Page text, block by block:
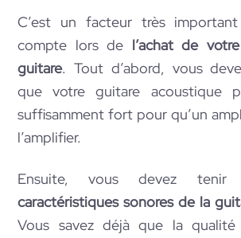
C’est un facteur très
compte lors de l’achat de
guitare. Tout d’abord, vous
que votre guitare acoustique
suffisamment fort pour qu’un
l’amplifier.
Ensuite, vous devez tenir
caractéristiques sonores de la
Vous savez déjà que la